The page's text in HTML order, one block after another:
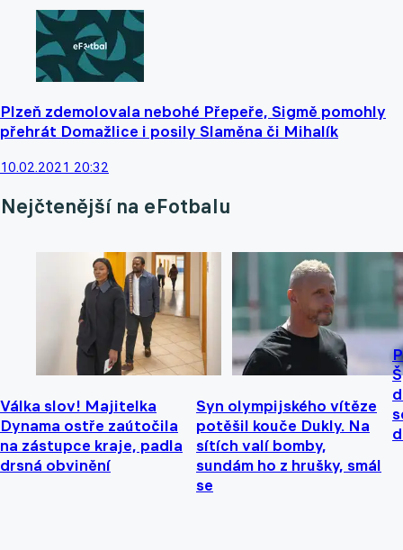
Plzeň zdemolovala nebohé Přepeře, Sigmě pomohly
přehrát Domažlice i posily Slaměna či Mihalík
10.02.2021 20:32
Nejčtenější na eFotbalu
Válka slov! Majitelka
Dynama ostře zaútočila
na zástupce kraje, padla
drsná obvinění
Syn olympijského vítěze
potěšil kouče Dukly. Na
sítích valí bomby,
sundám ho z hrušky, smál
se